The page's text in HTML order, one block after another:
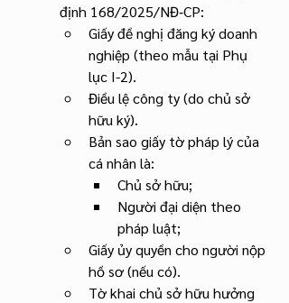
định 168/2025/NĐ‑CP:
Giấy đề nghị đăng ký doanh
nghiệp (theo mẫu tại Phụ
lục I-2).
Điều lệ công ty (do chủ sở
hữu ký).
Bản sao giấy tờ pháp lý của
cá nhân là:
Chủ sở hữu;
Người đại diện theo
pháp luật;
Giấy ủy quyền cho người nộp
hồ sơ (nếu có).
Tờ khai chủ sở hữu hưởng